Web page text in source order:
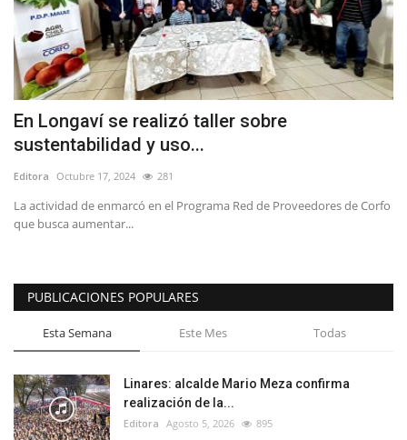
Tribunales
Deporte
Política
Espectáculos
En Longaví se realizó taller sobre
sustentabilidad y uso...
Editora Octubre 17, 2024 281
La actividad de enmarcó en el Programa Red de Proveedores de Corfo
que busca aumentar...
PUBLICACIONES POPULARES
Esta Semana Este Mes Todas
Linares: alcalde Mario Meza confirma
realización de la...
Editora Agosto 5, 2026 895